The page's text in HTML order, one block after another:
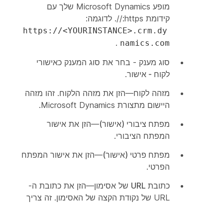
מופע Microsoft Dynamics שלך עם
קידומת https://. לדוגמה:
https://<YOURINSTANCE>.crm.dy
namics.com
.
סוג מענק - בחר את סוג המענק כאישורי
לקוח - אישור.
מזהה לקוח—הזן את מזהה הלקוח. זהו מזהה
היישום מתצורת Microsoft Dynamics.
מפתח ציבורי (אישור)—הזן את אישור
המפתח הציבורי.
מפתח פרטי (אישור)—הזן את אישור המפתח
הפרטי.
כתובת URL
של אסימון—הזן את כתובת ה-
URL של נקודת הקצה של האסימון. זה צריך